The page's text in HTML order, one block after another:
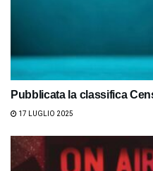
Pubblicata la classifica
17 LUGLIO 2025